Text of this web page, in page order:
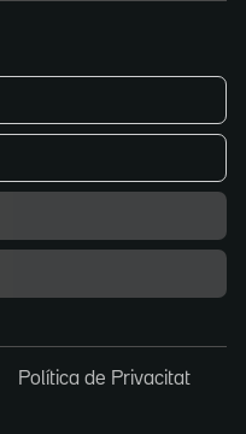
Política de Privacitat